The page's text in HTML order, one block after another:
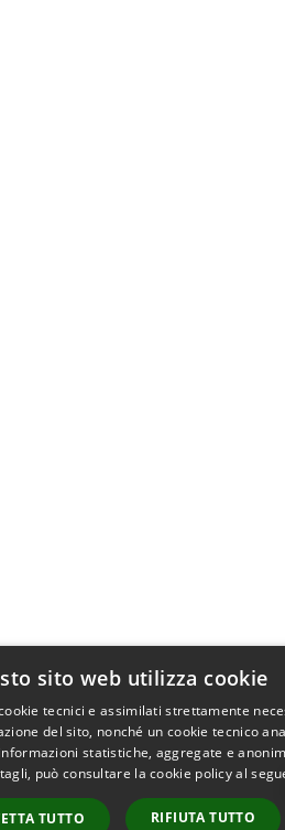
sito web utilizza cookie
tecnici e assimilati strettamente
del sito, nonché un cookie tecnico
statistiche, aggregate e
può consultare la cookie policy al
TUTTO RIFIUTA TUTTO